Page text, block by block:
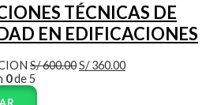
TÉCNICAS DE
EN EDIFICACIONES
S/600.00S/360.00
0de 5